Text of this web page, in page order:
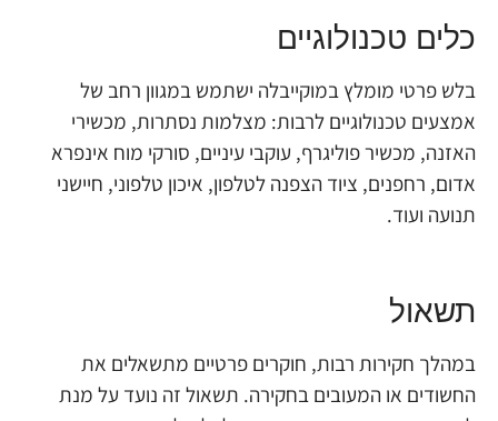
כלים טכנולוגיים
בלש פרטי מומלץ במוקייבלה ישתמש במגוון רחב של
אמצעים טכנולוגיים לרבות: מצלמות נסתרות, מכשירי
האזנה, מכשיר פוליגרף, עוקבי עיניים, סורקי מוח אינפרא
אדום, רחפנים, ציוד הצפנה לטלפון, איכון טלפוני, חיישני
תנועה ועוד.
תשאול
במהלך חקירות רבות, חוקרים פרטיים מתשאלים את
החשודים או המעובים בחקירה. תשאול זה נועד על מנת